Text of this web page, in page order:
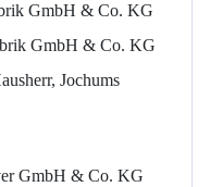
GmbH & Co. KG
GmbH & Co. KG
Jochums
GmbH & Co. KG